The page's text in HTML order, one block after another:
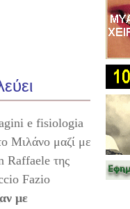
e fisiologia
Μιλάνο μαζί με
Raffaele της
Fazio
με